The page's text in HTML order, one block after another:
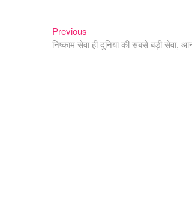
Post
navigation
Previous
post:
निष्काम सेवा ही दुनिया की सबसे बड़ी सेवा,